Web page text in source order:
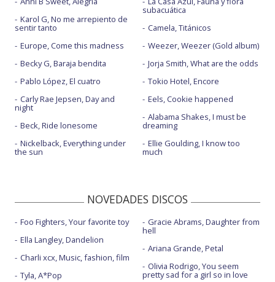
Karol G, No me arrepiento de
sentir tanto
Europe, Come this madness
Becky G, Baraja bendita
Pablo López, El cuatro
Carly Rae Jepsen, Day and
night
Beck, Ride lonesome
Nickelback, Everything under
the sun
subacuática
Camela, Titánicos
Weezer, Weezer (Gold album)
Jorja Smith, What are the odds
Tokio Hotel, Encore
Eels, Cookie happened
Alabama Shakes, I must be
dreaming
Ellie Goulding, I know too
much
NOVEDADES DISCOS
Foo Fighters, Your favorite toy
Ella Langley, Dandelion
Charli xcx, Music, fashion, film
Tyla, A*Pop
Gracie Abrams, Daughter from
hell
Ariana Grande, Petal
Olivia Rodrigo, You seem
pretty sad for a girl so in love